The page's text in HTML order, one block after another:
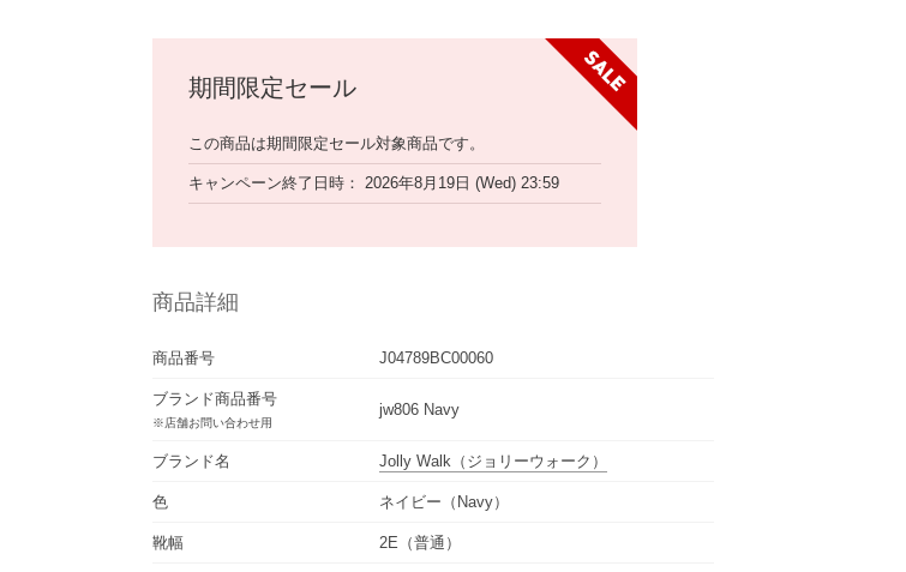
期間限定セール
この商品は期間限定セール対象商品です。
キャンペーン終了日時 2026年8月19日 (Wed) 23:59
商品詳細
商品番号 J04789BC00060
ブランド商品番号
※店舗お問い合わせ用
jw806 Navy
ブランド名 Jolly Walk （ジョリーウォーク）
色 ネイビー（Navy）
靴幅 2E（普通）